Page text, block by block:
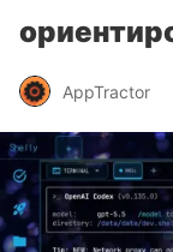
AppTractor